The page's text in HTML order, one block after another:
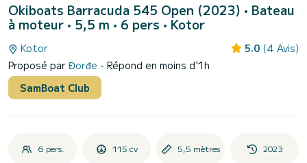
Okiboats Barracuda 545 Open (2023) • Bateau
à moteur • 5,5 m • 6 pers • Kotor
Kotor 5.0 (4 Avis)
Proposé par Đorđe - Répond en moins d'1h
SamBoat Club
6 pers. 115 cv 5,5 mètres 2023